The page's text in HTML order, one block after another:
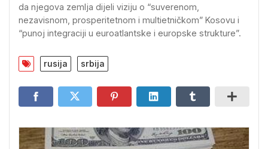
da njegova zemlja dijeli viziju o “suverenom,
nezavisnom, prosperitetnom i multietničkom” Kosovu i
“punoj integraciji u euroatlantske i europske strukture”.
rusija srbija